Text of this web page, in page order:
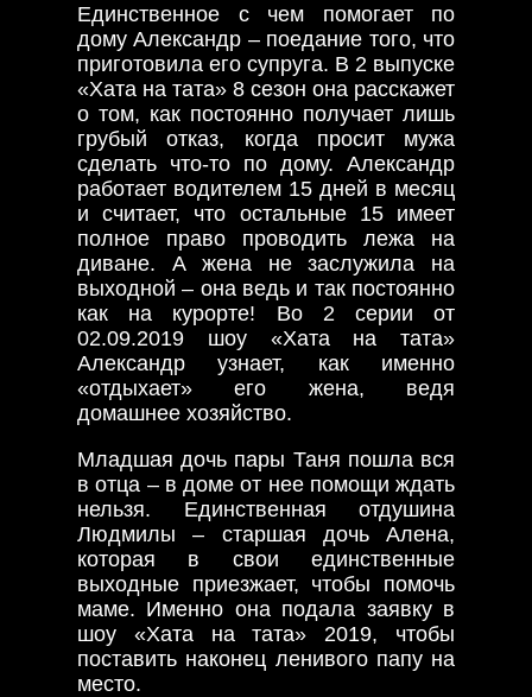
Единственное с чем помогает по
дому Александр – поедание того, что
приготовила его супруга. В 2 выпуске
«Хата на тата» 8 сезон она расскажет
о том, как постоянно получает лишь
грубый отказ, когда просит мужа
сделать что-то по дому. Александр
работает водителем 15 дней в месяц
и считает, что остальные 15 имеет
полное право проводить лежа на
диване. А жена не заслужила на
выходной – она ведь и так постоянно
как на курорте! Во 2 серии от
02.09.2019 шоу «Хата на тата»
Александр узнает, как именно
«отдыхает» его жена, ведя
домашнее хозяйство.
Младшая дочь пары Таня пошла вся
в отца – в доме от нее помощи ждать
нельзя. Единственная отдушина
Людмилы – старшая дочь Алена,
которая в свои единственные
выходные приезжает, чтобы помочь
маме. Именно она подала заявку в
шоу «Хата на тата» 2019, чтобы
поставить наконец ленивого папу на
место.